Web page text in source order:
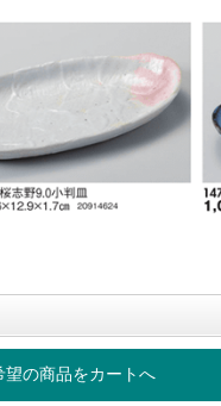
の商品をカートへ